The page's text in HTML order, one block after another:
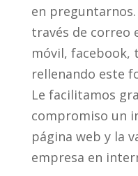
en
través de correo
móvil, facebook,
rellenando este
Le facilitamos
compromiso un
página web y la
empresa en